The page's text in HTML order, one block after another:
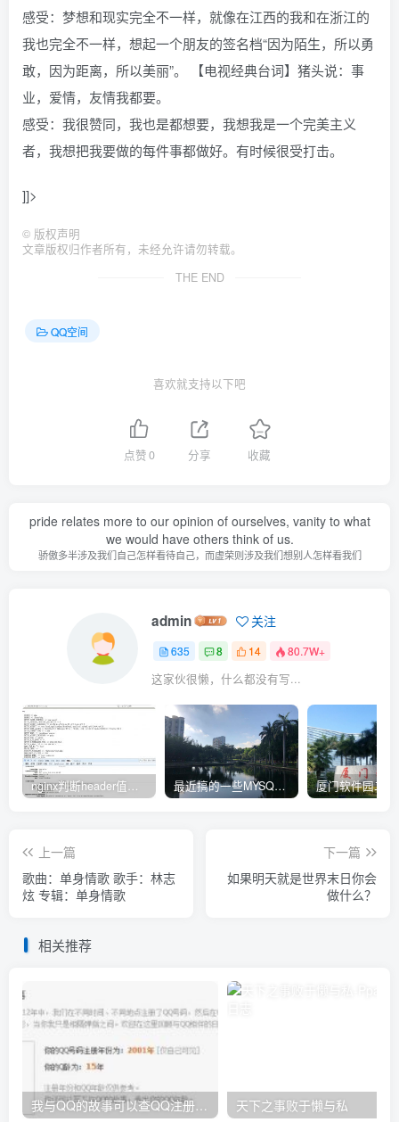
感受：梦想和现实完全不一样，就像在江西的我和在浙江的
我也完全不一样，想起一个朋友的签名档“因为陌生，所以勇
敢，因为距离，所以美丽”。 【电视经典台词】猪头说：事
业，爱情，友情我都要。
感受：我很赞同，我也是都想要，我想我是一个完美主义
者，我想把我要做的每件事都做好。有时候很受打击。
]]>
© 版权声明
文章版权归作者所有，未经允许请勿转载。
THE END
QQ空间
喜欢就支持以下吧
点赞0 分享 收藏
pride relates more to our opinion of ourselves, vanity to what
we would have others think of us.
骄傲多半涉及我们自己怎样看待自己，而虚荣则涉及我们想别人怎样看我们
admin 关注
635 8 14 80.7W+
这家伙很懒，什么都没有写...
nginx判断header值转发不同upstream处理 最近搞的一些MYSQL相关的docker镜像
上一篇
歌曲：单身情歌 歌手：林志
炫 专辑：单身情歌
下一篇
如果明天就是世界末日你会
做什么？
相关推荐
我与QQ的故事可以查QQ注册的时间 天下之事败于懒与私